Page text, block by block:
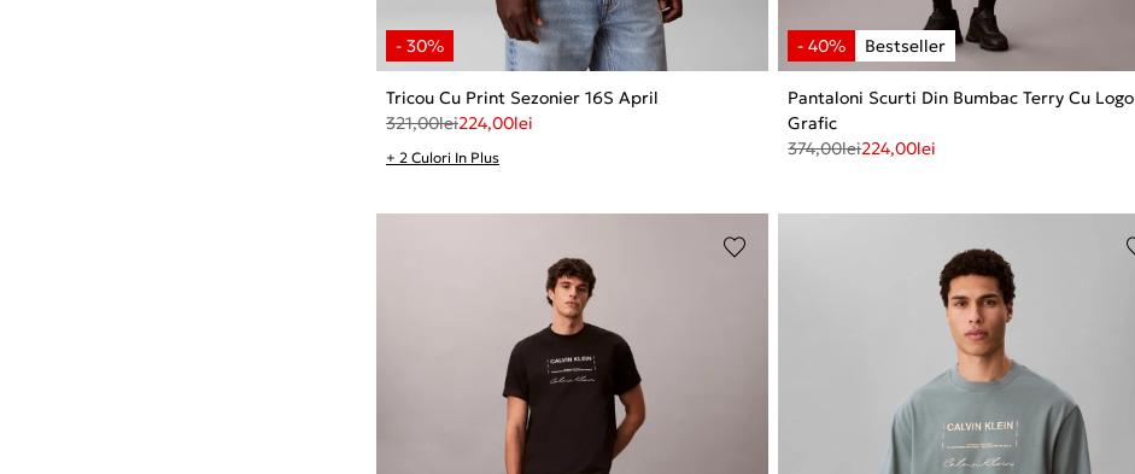
Tricou Cu Print Sezonier 16S April
321,00lei224,00lei
+ 2 Culori In Plus
Pantaloni Scurti Din Bumbac Terry Cu Logo
Grafic
374,00lei224,00lei